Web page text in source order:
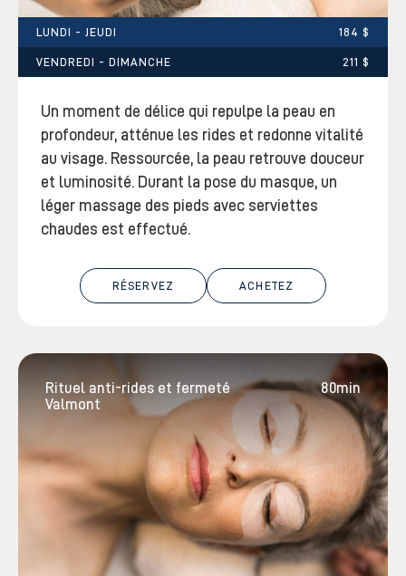
LUNDI - JEUDI 184 $
VENDREDI - DIMANCHE 211 $
Un moment de délice qui repulpe la peau en
profondeur, atténue les rides et redonne vitalité
au visage. Ressourcée, la peau retrouve douceur
et luminosité. Durant la pose du masque, un
léger massage des pieds avec serviettes
chaudes est effectué.
RÉSERVEZ ACHETEZ
Rituel anti-rides et fermeté
Valmont
80min